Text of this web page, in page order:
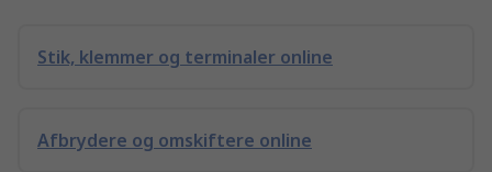
Stik, klemmer og terminaler online
Afbrydere og omskiftere online